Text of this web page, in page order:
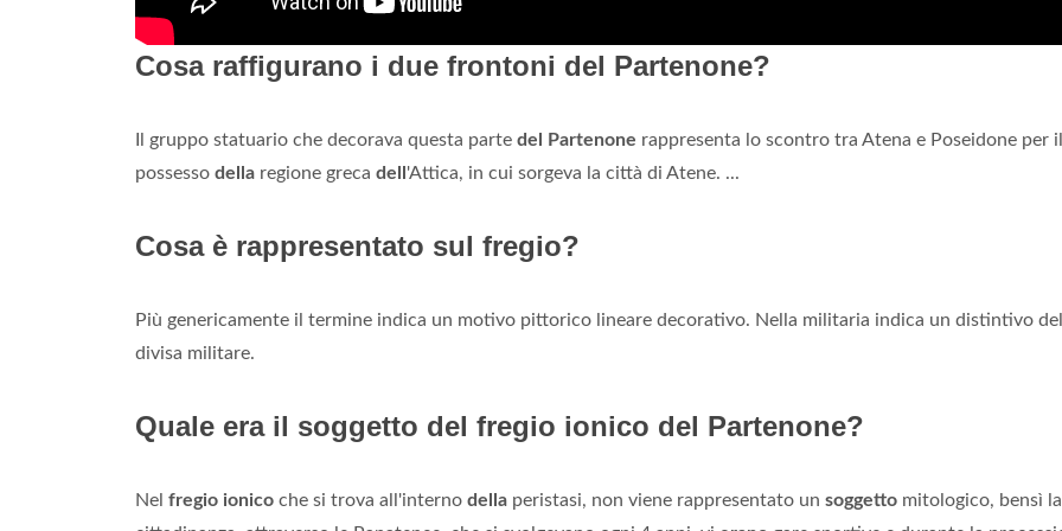
Cosa raffigurano i due frontoni del Partenone?
Il gruppo statuario che decorava questa parte del Partenone rappresenta lo scontro tra Atena e Poseidone per il
possesso della regione greca dell 'Attica, in cui sorgeva la città di Atene. ...
Cosa è rappresentato sul fregio?
Più genericamente il termine indica un motivo pittorico lineare decorativo. Nella militaria indica un distintivo
divisa militare.
Quale era il soggetto del fregio ionico del Partenone?
Nel fregio ionico che si trova all'interno della peristasi, non viene rappresentato un soggetto mitologico, bensì la